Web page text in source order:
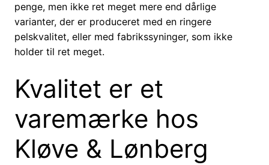
penge, men ikke ret meget mere end dårlige
varianter, der er produceret med en ringere
pelskvalitet, eller med fabrikssyninger, som ikke
holder til ret meget.
Kvalitet er et
varemærke hos
Kløve & Lønberg